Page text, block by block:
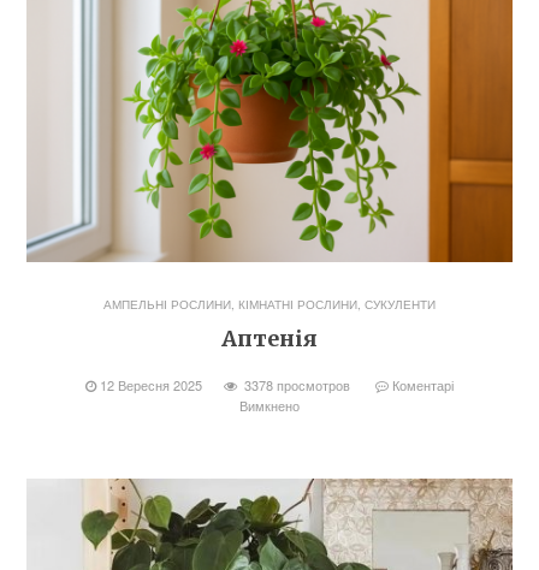
АМПЕЛЬНІ РОСЛИНИ, КІМНАТНІ РОСЛИНИ, СУКУЛЕНТИ
Аптенія
12 Вересня 2025 3378 просмотров
Коментарі
Вимкнено